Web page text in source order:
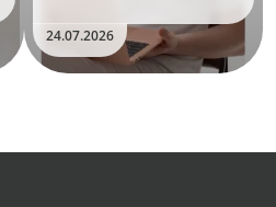
безшумні моторчики та
стильний дизайн перетворили
їх на гаджет, який багато хто
використовує, тестує у
24.07.2026